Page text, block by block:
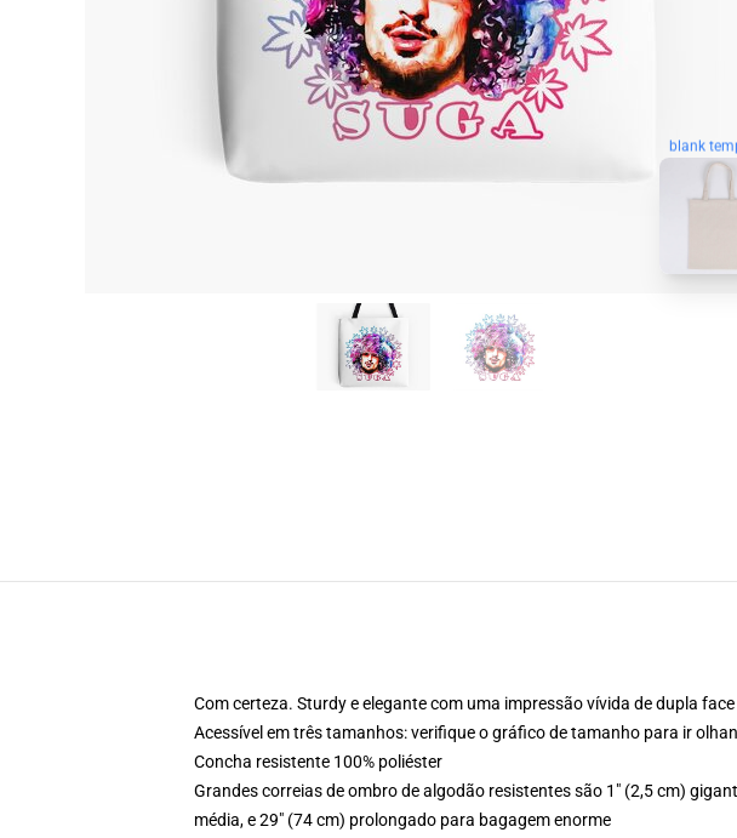
blank
Com certeza. Sturdy e elegante com uma impressão vívida de dupla face
Acessível em três tamanhos: verifique o gráfico de tamanho para ir
Concha resistente 100% poliéster
Grandes correias de ombro de algodão resistentes são 1" (2,5 cm)
média, e 29" (74 cm) prolongado para bagagem enorme